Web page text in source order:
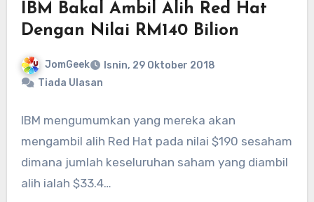
IBM Bakal Ambil Alih Red Hat
Dengan Nilai RM140 Bilion
JomGeek
Isnin, 29 Oktober 2018
Tiada Ulasan
IBM mengumumkan yang mereka akan
mengambil alih Red Hat pada nilai $190 sesaham
dimana jumlah keseluruhan saham yang diambil
alih ialah $33.4…